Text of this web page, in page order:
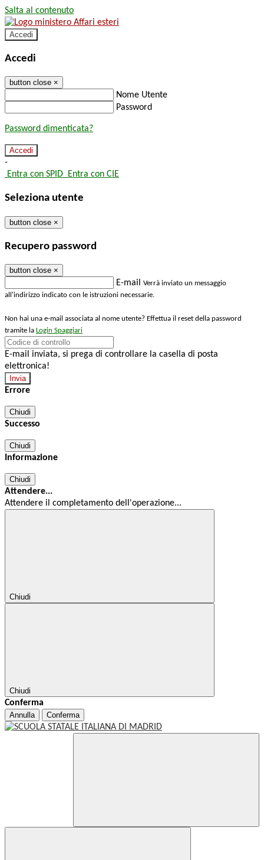
Salta al contenuto
Accedi
Accedi
button close ×
Nome Utente
Password
Password dimenticata?
-
Entra con SPID Entra con CIE
Seleziona utente
button close ×
Recupero password
button close ×
E-mail Verrà inviato un messaggio
all'indirizzo indicato con le istruzioni necessarie.
Non hai una e-mail associata al nome utente? Effettua il reset della password
tramite la Login Spaggiari
E-mail inviata, si prega di controllare la casella di posta
elettronica!
Errore
Chiudi
Successo
Chiudi
Informazione
Chiudi
Attendere...
Attendere il completamento dell'operazione...
Chiudi
Chiudi
Conferma
Annulla Conferma